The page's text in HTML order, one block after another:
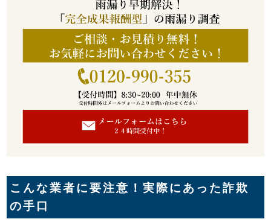
こんな業者に要注意！実際にあった詐欺
の手口